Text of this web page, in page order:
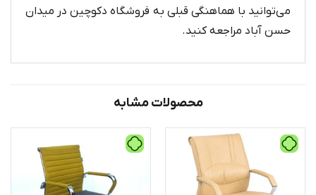
می‌توانید با هماهنگی قبلی به فروشگاه دکوچین در میدان
حسن آباد مراجعه کنید.
محصولات مشابه